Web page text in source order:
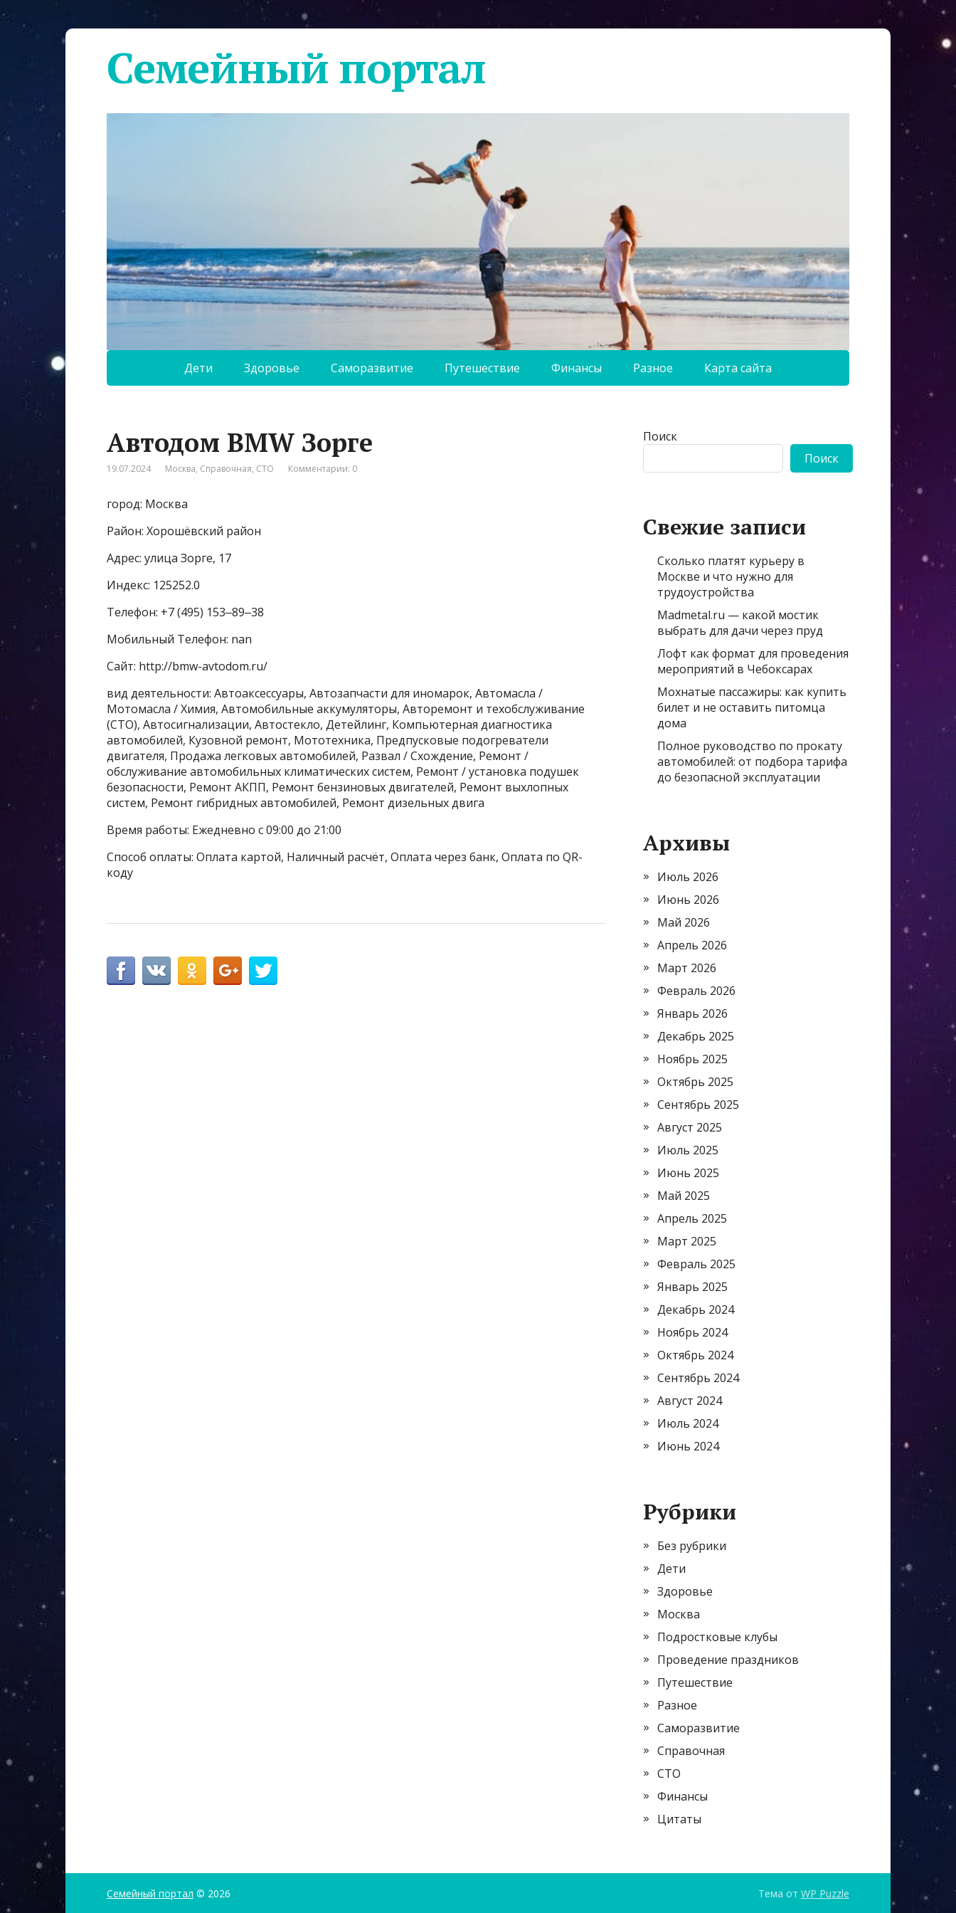
Семейный портал
Дети Здоровье Саморазвитие Путешествие Финансы Разное Карта сайта
Автодом BMW Зорге
19.07.2024 Москва, Справочная, СТО Комментарии: 0
город: Москва
Район: Хорошёвский район
Адрес: улица Зорге, 17
Индекс: 125252.0
Телефон: +7 (495) 153‒89‒38
Мобильный Телефон: nan
Сайт: http://bmw-avtodom.ru/
вид деятельности: Автоаксессуары, Автозапчасти для иномарок, Автомасла /
Мотомасла / Химия, Автомобильные аккумуляторы, Авторемонт и техобслуживание
(СТО), Автосигнализации, Автостекло, Детейлинг, Компьютерная диагностика
автомобилей, Кузовной ремонт, Мототехника, Предпусковые подогреватели
двигателя, Продажа легковых автомобилей, Развал / Схождение, Ремонт /
обслуживание автомобильных климатических систем, Ремонт / установка подушек
безопасности, Ремонт АКПП, Ремонт бензиновых двигателей, Ремонт выхлопных
систем, Ремонт гибридных автомобилей, Ремонт дизельных двига
Время работы: Ежедневно с 09:00 до 21:00
Способ оплаты: Оплата картой, Наличный расчёт, Оплата через банк, Оплата по QR-
коду
Поиск
Поиск
Свежие записи
Сколько платят курьеру в
Москве и что нужно для
трудоустройства
Madmetal.ru — какой мостик
выбрать для дачи через пруд
Лофт как формат для проведения
мероприятий в Чебоксарах
Мохнатые пассажиры: как купить
билет и не оставить питомца
дома
Полное руководство по прокату
автомобилей: от подбора тарифа
до безопасной эксплуатации
Архивы
Июль 2026
Июнь 2026
Май 2026
Апрель 2026
Март 2026
Февраль 2026
Январь 2026
Декабрь 2025
Ноябрь 2025
Октябрь 2025
Сентябрь 2025
Август 2025
Июль 2025
Июнь 2025
Май 2025
Апрель 2025
Март 2025
Февраль 2025
Январь 2025
Декабрь 2024
Ноябрь 2024
Октябрь 2024
Сентябрь 2024
Август 2024
Июль 2024
Июнь 2024
Рубрики
Без рубрики
Дети
Здоровье
Москва
Подростковые клубы
Проведение праздников
Путешествие
Разное
Саморазвитие
Справочная
СТО
Финансы
Цитаты
Семейный портал © 2026 Тема от WP Puzzle